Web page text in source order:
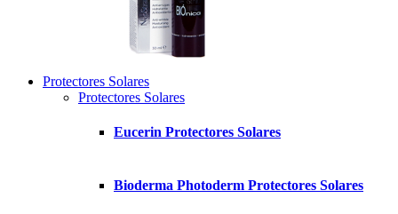
Protectores Solares
Protectores Solares
Eucerin Protectores Solares
Bioderma Photoderm Protectores Solares